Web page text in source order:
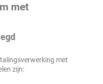
met
met
zijn: